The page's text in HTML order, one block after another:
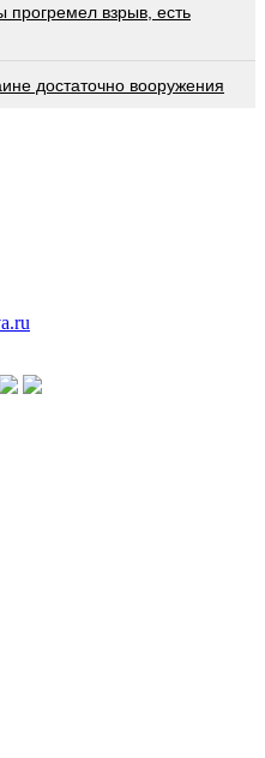
прогремел взрыв, есть
достаточно вооружения